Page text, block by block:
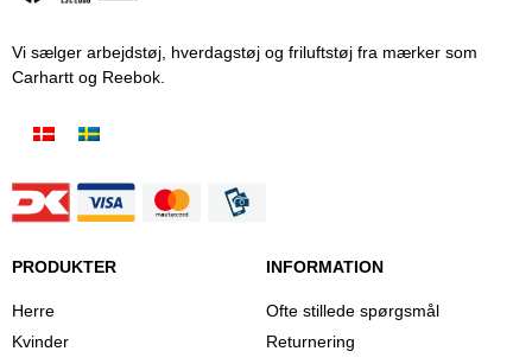
Vi sælger arbejdstøj, hverdagstøj og friluftstøj fra mærker som
Carhartt og Reebok.
PRODUKTER
Herre
Kvinder
INFORMATION
Ofte stillede spørgsmål
Returnering